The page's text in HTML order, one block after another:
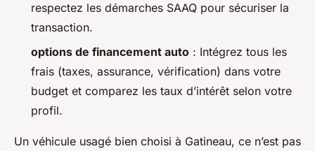
respectez les démarches SAAQ pour sécuriser la
transaction.
options de financement auto : Intégrez tous les
frais (taxes, assurance, vérification) dans votre
budget et comparez les taux d’intérêt selon votre
profil.
Un véhicule usagé bien choisi à Gatineau, ce n’est pas